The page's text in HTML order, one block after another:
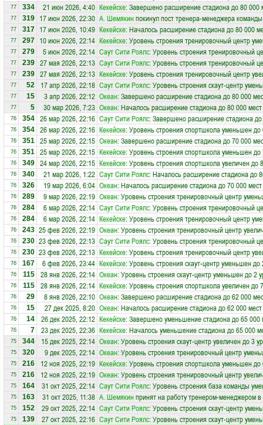
77 334 21 июн 2026, 4:40 Кекейске: Завершено расширение стадиона до 80 000
77 319 17 июн 2026, 22:30 А. Шемякинпокинул пост тренера-менеджера
77 317 17 июн 2026, 10:49 Кекейске: Началось расширение стадиона до 80 000
77 297 10 июн 2026, 22:14 Кекейске: Уровень строения тренировочный центр
77 279 5 июн 2026, 22:14 Саут Сити Роялс: Уровень строения тренировочный
77 239 27 мая 2026, 22:13 Саут Сити Роялс: Уровень строения тренировочный
77 239 27 мая 2026, 22:13 Кекейске: Уровень строения тренировочный центр
77 52 17 апр 2026, 22:18 Саут Сити Роялс: Уровень строения скаут-центр
77 15 3 апр 2026, 22:12 Океан: Завершено расширение стадиона до 80 000
77 5 30 мар 2026, 7:23 Океан: Началось расширение стадиона до 80 000 мест
76 354 26 мар 2026, 22:16 Саут Сити Роялс: Завершено расширение стадиона
76 354 26 мар 2026, 22:16 Кекейске: Уровень строения спортшкола уменьшен до
76 351 25 мар 2026, 22:15 Океан: Завершено расширение стадиона до 70 000
76 351 25 мар 2026, 22:15 Кекейске: Уровень строения спортшкола уменьшен до
76 349 24 мар 2026, 22:15 Кекейске: Уровень строения спортшкола увеличен до
76 340 21 мар 2026, 1:22 Саут Сити Роялс: Началось расширение стадиона до
76 326 19 мар 2026, 6:04 Океан: Началось расширение стадиона до 70 000 мест
76 289 9 мар 2026, 22:19 Океан: Уровень строения тренировочный центр
76 284 6 мар 2026, 22:14 Саут Сити Роялс: Уровень строения тренировочный
76 284 6 мар 2026, 22:14 Кекейске: Уровень строения тренировочный центр
76 243 25 фев 2026, 22:19 Океан: Уровень строения тренировочный центр
76 230 23 фев 2026, 22:13 Саут Сити Роялс: Уровень строения тренировочный
76 230 23 фев 2026, 22:13 Кекейске: Уровень строения тренировочный центр
76 167 6 фев 2026, 23:44 Кекейске: Уровень строения скаут-центр уменьшен до
76 115 28 янв 2026, 22:14 Океан: Уровень строения скаут-центр уменьшен до 2
76 115 28 янв 2026, 22:14 Кекейске: Уровень строения спортшкола увеличен до
76 29 8 янв 2026, 22:10 Океан: Завершено расширение стадиона до 62 000
76 15 27 дек 2025, 8:20 Океан: Началось расширение стадиона до 62 000 мест
76 14 26 дек 2025, 22:12 Кекейске: Завершено уменьшение стадиона до 65 000
76 7 23 дек 2025, 22:36 Кекейске: Началось уменьшение стадиона до 65 000
75 344 15 дек 2025, 22:14 Океан: Уровень строения скаут-центр увеличен до 3
75 320 9 дек 2025, 22:14 Океан: Уровень строения тренировочный центр
75 216 12 ноя 2025, 22:19 Кекейске: Уровень строения спортшкола уменьшен до
75 216 12 ноя 2025, 22:19 Океан: Уровень строения тренировочный центр
75 164 31 окт 2025, 22:14 Саут Сити Роялс: Уровень строения база команды
75 163 31 окт 2025, 11:38 А. Шемякинпринят на работу тренером-менеджером
75 152 29 окт 2025, 22:14 Саут Сити Роялс: Уровень строения скаут-центр
75 139 27 окт 2025, 22:16 Саут Сити Роялс: Уровень строения скаут-центр